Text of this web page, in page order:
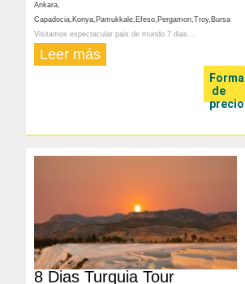
Ankara,
Capadocia,Konya,Pamukkale,Efeso,Pergamon,Troy,Bursa
Visitamos espectacular pais de mundo 7 dias...
Leer más
Forma
de
precio
8 Dias Turquia Tour